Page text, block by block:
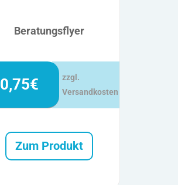
Beratungsflyer
0,75€
zzgl.
Versandkosten
Zum Produkt